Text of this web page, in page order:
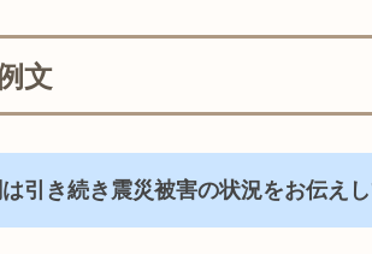
文
引き続き震災被害の状況をお伝えし